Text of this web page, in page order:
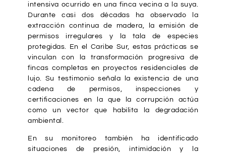
intensiva ocurrido en una finca vecina a la suya.
Durante casi dos décadas ha observado la
extracción continua de madera, la emisión de
permisos irregulares y la tala de especies
protegidas. En el Caribe Sur, estas prácticas se
vinculan con la transformación progresiva de
fincas completas en proyectos residenciales de
lujo. Su testimonio señala la existencia de una
cadena de permisos, inspecciones y
certificaciones en la que la corrupción actúa
como un vector que habilita la degradación
ambiental.
En su monitoreo también ha identificado
situaciones de presión, intimidación y la